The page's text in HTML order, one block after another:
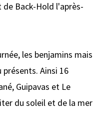
Back-Hold l'après-
les benjamins mais
Ainsi 16
Guipavas et Le
du soleil et de la mer